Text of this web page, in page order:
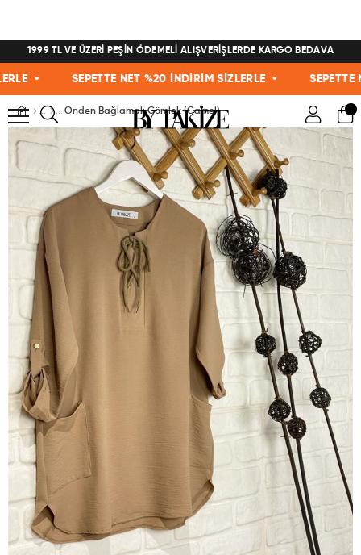
1999 TL VE ÜZERİ PEŞİN ÖDEMELİ ALIŞVERİŞLERDE KARGO BEDAVA
• SEPETTE NET %20 İNDİRİM SİZLERLE • SEPETTE
Önden Bağlamalı Gömlek (Camel)